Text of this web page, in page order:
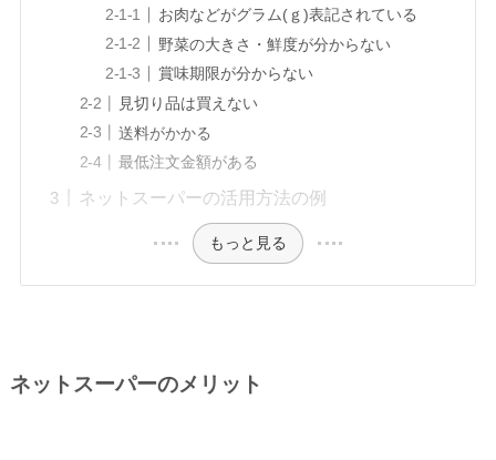
お肉などがグラム(ｇ)表記されている
野菜の大きさ・鮮度が分からない
賞味期限が分からない
見切り品は買えない
送料がかかる
最低注文金額がある
ネットスーパーの活用方法の例
もっと見る
ネットスーパーのメリット